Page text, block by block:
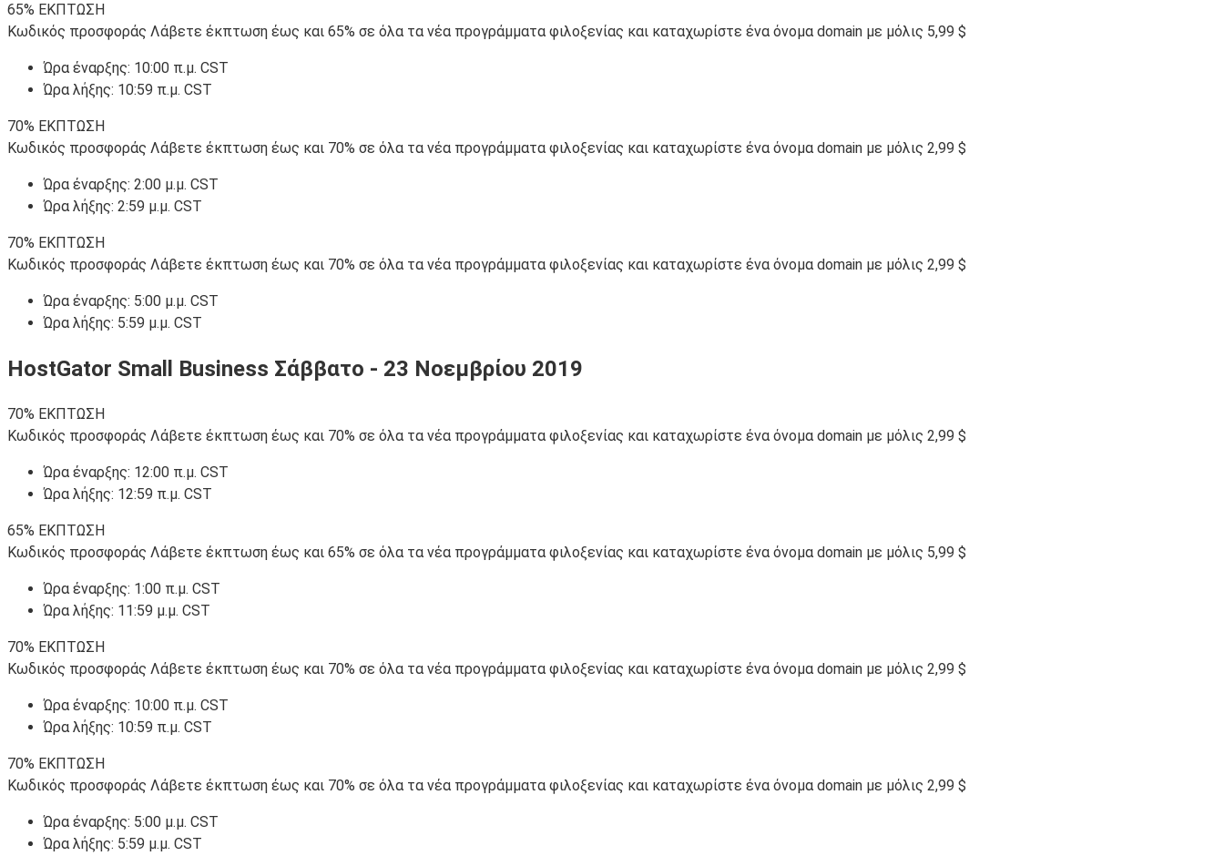
65% ΕΚΠΤΩΣΗ
Κωδικός προσφοράς Λάβετε έκπτωση έως και 65% σε όλα τα νέα προγράμματα φιλοξενίας και καταχωρίστε ένα όνομα domain με μόλις 5,99 $
Ώρα έναρξης: 10:00 π.μ. CST
Ώρα λήξης: 10:59 π.μ. CST
70% ΕΚΠΤΩΣΗ
Κωδικός προσφοράς Λάβετε έκπτωση έως και 70% σε όλα τα νέα προγράμματα φιλοξενίας και καταχωρίστε ένα όνομα domain με μόλις 2,99 $
Ώρα έναρξης: 2:00 μ.μ. CST
Ώρα λήξης: 2:59 μ.μ. CST
70% ΕΚΠΤΩΣΗ
Κωδικός προσφοράς Λάβετε έκπτωση έως και 70% σε όλα τα νέα προγράμματα φιλοξενίας και καταχωρίστε ένα όνομα domain με μόλις 2,99 $
Ώρα έναρξης: 5:00 μ.μ. CST
Ώρα λήξης: 5:59 μ.μ. CST
HostGator Small Business Σάββατο - 23 Νοεμβρίου 2019
70% ΕΚΠΤΩΣΗ
Κωδικός προσφοράς Λάβετε έκπτωση έως και 70% σε όλα τα νέα προγράμματα φιλοξενίας και καταχωρίστε ένα όνομα domain με μόλις 2,99 $
Ώρα έναρξης: 12:00 π.μ. CST
Ώρα λήξης: 12:59 π.μ. CST
65% ΕΚΠΤΩΣΗ
Κωδικός προσφοράς Λάβετε έκπτωση έως και 65% σε όλα τα νέα προγράμματα φιλοξενίας και καταχωρίστε ένα όνομα domain με μόλις 5,99 $
Ώρα έναρξης: 1:00 π.μ. CST
Ώρα λήξης: 11:59 μ.μ. CST
70% ΕΚΠΤΩΣΗ
Κωδικός προσφοράς Λάβετε έκπτωση έως και 70% σε όλα τα νέα προγράμματα φιλοξενίας και καταχωρίστε ένα όνομα domain με μόλις 2,99 $
Ώρα έναρξης: 10:00 π.μ. CST
Ώρα λήξης: 10:59 π.μ. CST
70% ΕΚΠΤΩΣΗ
Κωδικός προσφοράς Λάβετε έκπτωση έως και 70% σε όλα τα νέα προγράμματα φιλοξενίας και καταχωρίστε ένα όνομα domain με μόλις 2,99 $
Ώρα έναρξης: 5:00 μ.μ. CST
Ώρα λήξης: 5:59 μ.μ. CST